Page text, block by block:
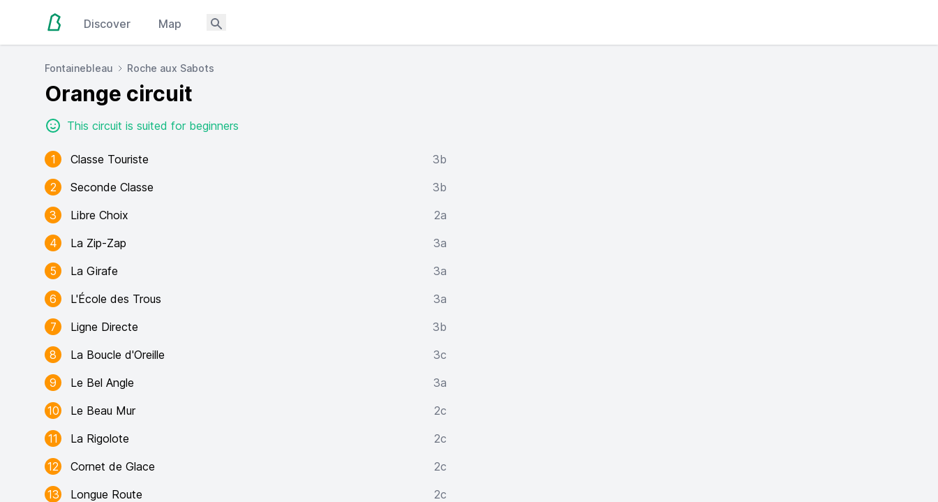
Discover Map
Fontainebleau Roche aux Sabots
Orange circuit
This circuit is suited for beginners
1 Classe Touriste
3b
2
Seconde Classe
3b
3
Libre Choix
2a
4
La Zip-Zap
3a
5
La Girafe
3a
6
L'École des Trous
3a
7
Ligne Directe
3b
8
La Boucle d'Oreille
3c
9
Le Bel Angle
3a
10
Le Beau Mur
2c
11
La Rigolote
2c
12
Cornet de Glace
2c
13
Longue Route
2c